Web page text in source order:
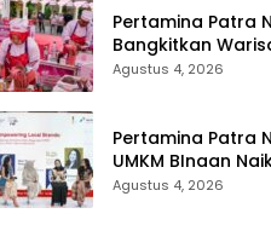
Pertamina Patra
Bangkitkan
Nusantara Lewat
Agustus 4, 2026
Pertamina Patra
UMKM BInaan
Melalui Sentuhan
Agustus 4, 2026